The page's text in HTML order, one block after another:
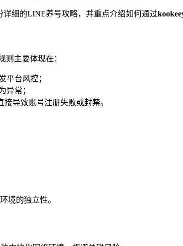
详细的LINE养号攻略，并重点介绍如何通过
主要体现在：
平台风控；
异常；
导致账号注册失败或封禁。
境的独立性。